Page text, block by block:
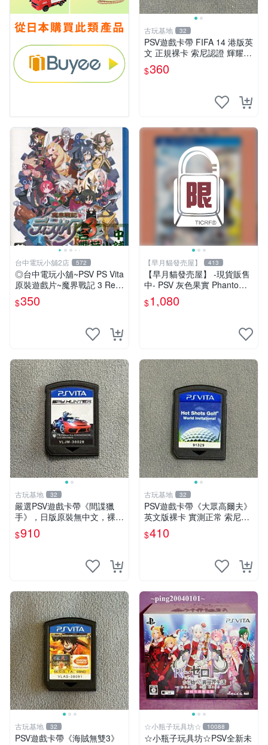
古玩基地 32
PSV遊戲卡帶 FIFA 14 港版英
文 正規裸卡 索尼認證 輝耀推
薦 只限原機運行 多購享折 上
百張可惠 FIFA 14 PSV 港文
$360
台中電玩小舖2店 572
◎台中電玩小舖~PSV PS Vita
原裝遊戲片~魔界戰記 3 Retu
rn ~350
$350
【早月貓發売屋】 413
【早月貓發売屋】 -現貨販售
中- PSV 灰色果實 Phantom T
rigger 03&04 純日版 日文版
$1,080
古玩基地 32
嚴選PSV遊戲卡帶《間諜獵
手》，日版原裝無中文，裸卡
狀態保真，金手指微瑕，實測
完美兼容。限量收藏推薦！ p
$910
古玩基地 32
PSV遊戲卡帶《大眾高爾夫》
英文版裸卡 實測正常 索尼PS
V獨家適用 大眾高爾夫 PSV
卡帶 游戲機專用
$410
古玩基地 32
PSV遊戲卡帶《海賊無雙3》
☆小瓶子玩具坊☆ 10088
☆小瓶子玩具坊☆PSV全新未